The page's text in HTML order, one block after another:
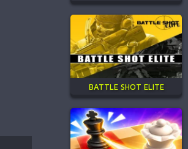
BATTLE SHOT ELITE